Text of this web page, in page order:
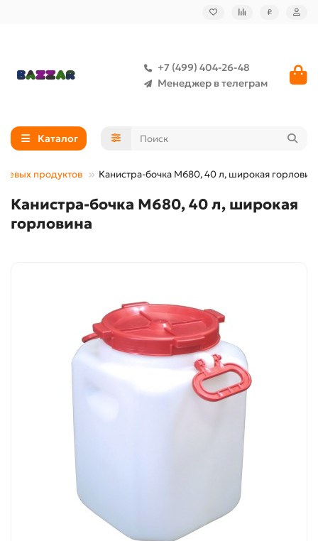
₽
+7 (499) 404-26-48
Менеджер в телеграм
Каталог
продуктов Канистра-бочка М680, 40 л, широкая
Канистра-бочка М680, 40 л, широкая
горловина